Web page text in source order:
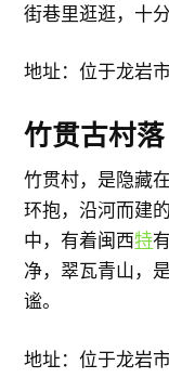
街巷里逛逛，十
地址：位于龙岩
竹贯古村落
竹贯村，是隐藏
环抱，沿河而建
中，有着闽西特
净，翠瓦青山，
谧。
地址：位于龙岩